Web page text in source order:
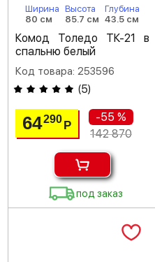
Ширина
80 см
Высота
85.7 см
Глубина
43.5 см
Комод Толедо ТК-21 в
спальню белый
Код товара: 253596
(5)
64290Р
-55 %
142 870
под заказ